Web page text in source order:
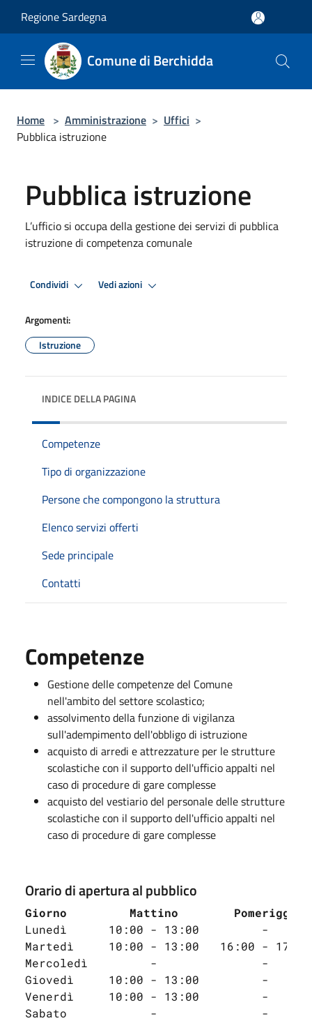
Regione Sardegna
Comune di Berchidda
Home > Amministrazione > Uffici >
Pubblica istruzione
Pubblica istruzione
L’ufficio si occupa della gestione dei servizi di pubblica
istruzione di competenza comunale
Condividi Vedi azioni
Argomenti:
Istruzione
INDICE DELLA PAGINA
Competenze
Tipo di organizzazione
Persone che compongono la struttura
Elenco servizi offerti
Sede principale
Contatti
Competenze
Gestione delle competenze del Comune
nell'ambito del settore scolastico;
assolvimento della funzione di vigilanza
sull'adempimento dell'obbligo di istruzione
acquisto di arredi e attrezzature per le strutture
scolastiche con il supporto dell'ufficio appalti nel
caso di procedure di gare complesse
acquisto del vestiario del personale delle strutture
scolastiche con il supporto dell'ufficio appalti nel
caso di procedure di gare complesse
Orario di apertura al pubblico
Giorno Mattino
Pomeriggio
Lunedì      10:00 - 13:00
Martedì     10:00 - 13:00   16:00 - 17:30
Mercoledì         -               -
Giovedì     10:00 - 13:00         -
Venerdì     10:00 - 13:00         -
Sabato            -               -